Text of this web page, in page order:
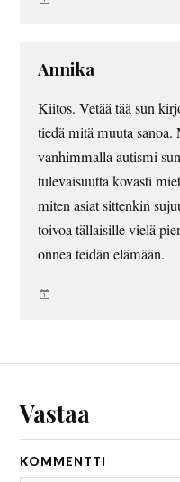
Annika
Kiitos. Vetää tää sun
tiedä mitä muuta
vanhimmalla autismi
tulevaisuutta kovasti
miten asiat sittenkin
toivoa tällaisille vielä
onnea teidän elämään.
Vastaa
KOMMENTTI